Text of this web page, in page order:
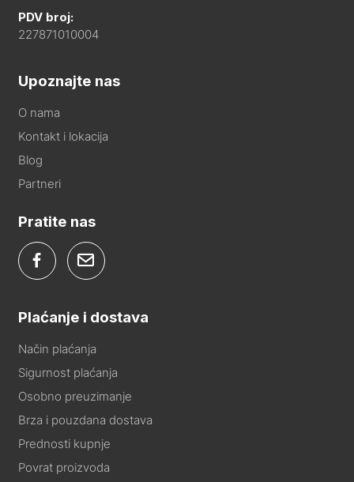
PDV broj:
227871010004
Upoznajte nas
O nama
Kontakt i lokacija
Blog
Partneri
Pratite nas
Plaćanje i dostava
Način plaćanja
Sigurnost plaćanja
Osobno preuzimanje
Brza i pouzdana dostava
Prednosti kupnje
Povrat proizvoda